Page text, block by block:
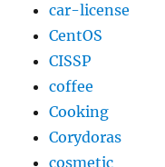
car-license
CentOS
CISSP
coffee
Cooking
Corydoras
cosmetic